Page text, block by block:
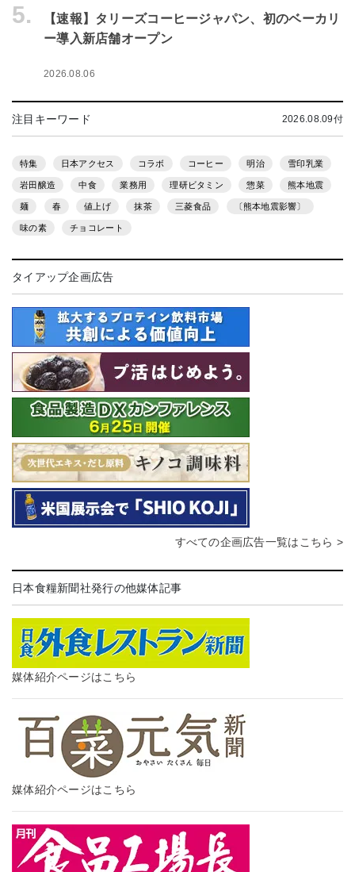
5.
【速報】タリーズコーヒージャパン、初のベーカリ
ー導入新店舗オープン
2026.08.06
注目キーワード 2026.08.09付
特集 日本アクセス コラボ コーヒー 明治 雪印乳業
岩田醸造 中食 業務用 理研ビタミン 惣菜 熊本地震
麺 春 値上げ 抹茶 三菱食品 〔熊本地震影響〕
味の素 チョコレート
タイアップ企画広告
すべての企画広告一覧はこちら >
日本食糧新聞社発行の他媒体記事
媒体紹介ページはこちら
媒体紹介ページはこちら